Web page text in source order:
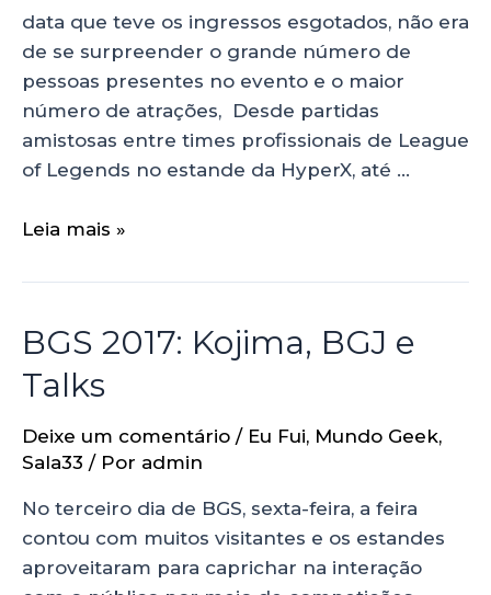
data que teve os ingressos esgotados, não era
de se surpreender o grande número de
pessoas presentes no evento e o maior
número de atrações, Desde partidas
amistosas entre times profissionais de League
of Legends no estande da HyperX, até …
Leia mais »
BGS 2017: Kojima, BGJ e
Talks
Deixe um comentário / Eu Fui, Mundo Geek,
Sala33 / Por admin
No terceiro dia de BGS, sexta-feira, a feira
contou com muitos visitantes e os estandes
aproveitaram para caprichar na interação